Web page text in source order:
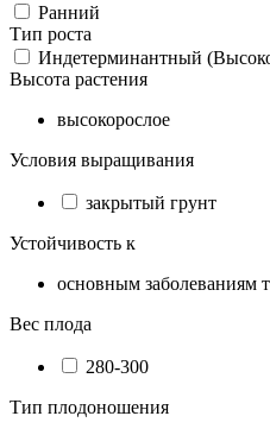
Ранний
Тип роста
Индетерминантный
Высота растения
высокорослое
Условия выращивания
закрытый грунт
Устойчивость к
основным заболеваниям
Вес плода
280-300
Тип плодоношения